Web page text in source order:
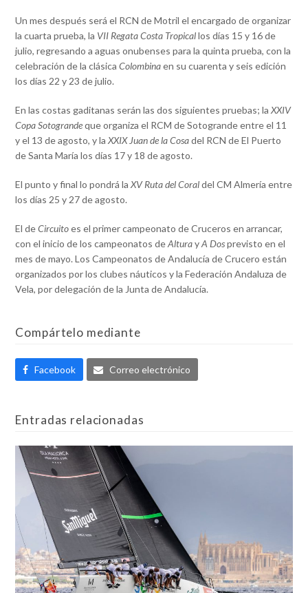
Un mes después será el RCN de Motril el encargado de organizar
la cuarta prueba, la VII Regata Costa Tropicallos días 15 y 16 de
julio, regresando a aguas onubenses para la quinta prueba, con la
celebración de la clásicaColombinaen su cuarenta y seis edición
los días 22 y 23 de julio.
En las costas gaditanas serán las dos siguientes pruebas; laXXIV
Copa Sotograndeque organiza el RCM de Sotogrande entre el 11
y el 13 de agosto, y laXXIX Juan de la Cosadel RCN de El Puerto
de Santa María los días 17 y 18 de agosto.
El punto y final lo pondrá laXV Ruta del Coraldel CM Almería entre
los días 25 y 27 de agosto.
El deCircuitoes el primer campeonato de Cruceros en arrancar,
con el inicio de los campeonatos deAlturayA Dosprevisto en el
mes de mayo. Los Campeonatos de Andalucía de Crucero están
organizados por los clubes náuticos y la Federación Andaluza de
Vela, por delegación de la Junta de Andalucía.
Compártelo mediante
Facebook Correo electrónico
Entradas relacionadas